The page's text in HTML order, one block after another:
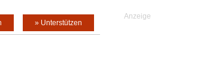
» Unterstützen